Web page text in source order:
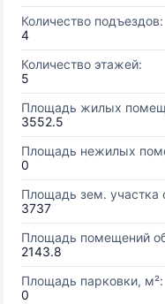
Количество подъездов:
4
Количество этажей:
5
Площадь жилых
3552.5
Площадь нежилых
0
Площадь зем. участка
3737
Площадь помещений
2143.8
Площадь парковки, м²:
0